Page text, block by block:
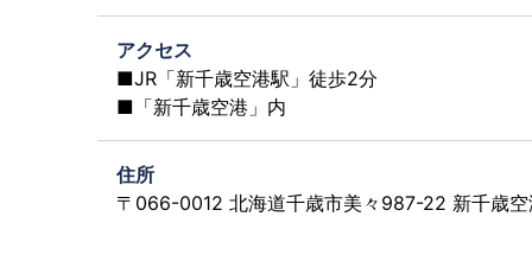
アクセス
■JR「新千歳空港駅」徒歩2分
■「新千歳空港」内
住所
〒066-0012 北海道千歳市美々987-22 新千歳